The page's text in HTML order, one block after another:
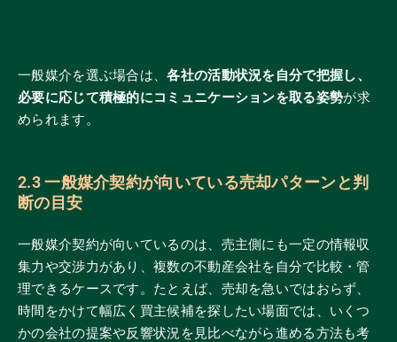
一般媒介を選ぶ場合は、各社の活動状況を自分で把握し、
必要に応じて積極的にコミュニケーションを取る姿勢が求
められます。
2.3 一般媒介契約が向いている売却パターンと判
断の目安
一般媒介契約が向いているのは、売主側にも一定の情報収
集力や交渉力があり、複数の不動産会社を自分で比較・管
理できるケースです。たとえば、売却を急いではおらず、
時間をかけて幅広く買主候補を探したい場面では、いくつ
かの会社の提案や反響状況を見比べながら進める方法も考